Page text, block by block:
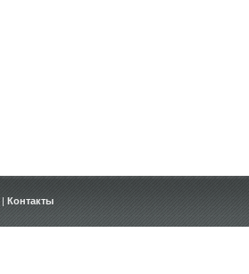
| Контакты